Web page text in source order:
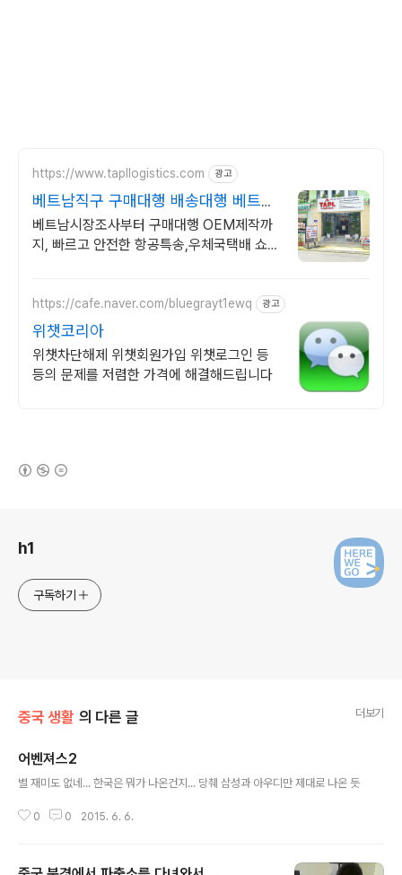
https://www.tapllogistics.com 광고
베트남직구 구매대행 배송대행 베트
남-한국 양방향 국제택배
베트남시장조사부터 구매대행 OEM제작까
지, 빠르고 안전한 항공특송,우체국택배 쇼피
https://cafe.naver.com/bluegrayt1ewq 광고
위챗코리아
위챗차단해제 위챗회원가입 위챗로그인 등
등의 문제를 저렴한 가격에 해결해드립니다
h1
구독하기
중국 생활 의 다른 글 더보기
어벤져스2
별 재미도 없네... 한국은 뭐가 나온건지... 당췌 삼성과 아우디만 제대로 나온 듯
0 0 2015. 6. 6.